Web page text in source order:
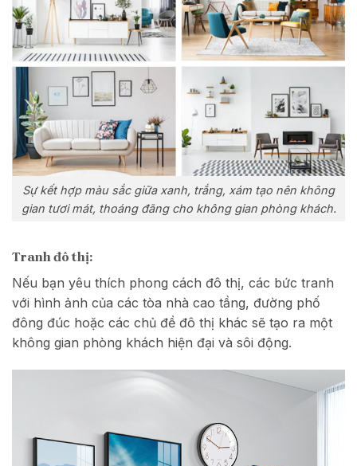
Sự kết hợp màu sắc giữa xanh, trắng, xám tạo nên không
gian tươi mát, thoáng đãng cho không gian phòng khách.
Tranh đô thị:
Nếu bạn yêu thích phong cách đô thị, các bức tranh
với hình ảnh của các tòa nhà cao tầng, đường phố
đông đúc hoặc các chủ đề đô thị khác sẽ tạo ra một
không gian phòng khách hiện đại và sôi động.